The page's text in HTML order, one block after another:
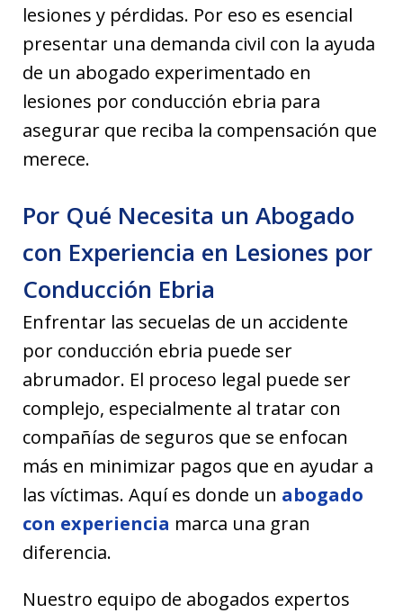
lesiones y pérdidas. Por eso es esencial
presentar una demanda civil con la ayuda
de un abogado experimentado en
lesiones por conducción ebria para
asegurar que reciba la compensación que
merece.
Por Qué Necesita un Abogado
con Experiencia en Lesiones por
Conducción Ebria
Enfrentar las secuelas de un accidente
por conducción ebria puede ser
abrumador. El proceso legal puede ser
complejo, especialmente al tratar con
compañías de seguros que se enfocan
más en minimizar pagos que en ayudar a
las víctimas. Aquí es donde un abogado
con experiencia marca una gran
diferencia.
Nuestro equipo de abogados expertos